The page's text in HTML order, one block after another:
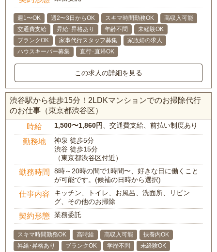
週1〜OK 週2〜3日からOK スキマ時間勤務OK
高収入可能
交通費支給
昇給･昇格あり 年齢不問
未経験OK
ブランクOK
家事代行スタッフ募集
家政婦の求人
ハウスキーパー募集
直行･直帰OK
この求人の詳細を見る
渋谷駅から徒歩15分！2LDKマンションでのお掃除代行
のお仕事（東京都渋谷区）
時給 1,500〜1,860円、交通費支給、前払い制度あり
勤務地
神泉 徒歩5分
渋谷 徒歩15分
（東京都渋谷区付近）
勤務時間
8時～20時の間で1時間〜、好きな日に働くこと
が可能です。(候補の日時から選択)
仕事内容
キッチン、トイレ、お風呂、洗面所、リビン
グ、その他のお掃除
契約形態 業務委託
スキマ時間勤務OK 高時給 高収入可能
扶養内OK
昇給･昇格あり
ブランクOK 学歴不問
未経験OK